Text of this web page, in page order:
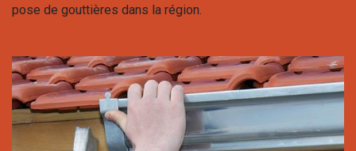
pose de gouttières dans la région.